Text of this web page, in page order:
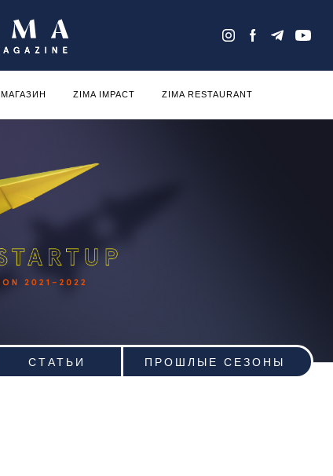
МАГАЗИН ZIMA IMPACT ZIMA RESTAURANT
СТАТЬИ ПРОШЛЫЕ СЕЗОНЫ